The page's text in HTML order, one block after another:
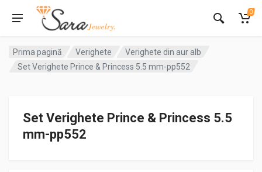
0
Prima pagină Verighete
Verighete din aur alb
Set Verighete Prince & Princess 5.5 mm-pp552
Set Verighete Prince & Princess 5.5
mm-pp552